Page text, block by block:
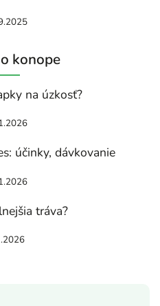
konope
na úzkosť?
účinky, dávkovanie
tráva?